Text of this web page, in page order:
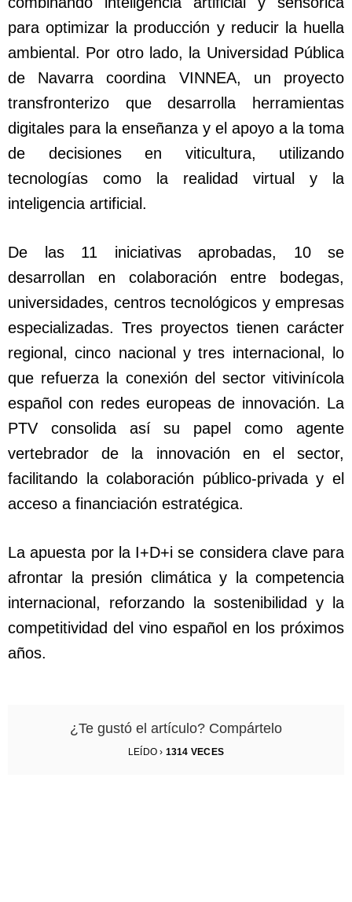
para optimizar la producción y reducir la huella
ambiental. Por otro lado, la Universidad Pública
de Navarra coordina VINNEA, un proyecto
transfronterizo que desarrolla herramientas
digitales para la enseñanza y el apoyo a la toma
de decisiones en viticultura, utilizando
tecnologías como la realidad virtual y la
inteligencia artificial.
De las 11 iniciativas aprobadas, 10 se
desarrollan en colaboración entre bodegas,
universidades, centros tecnológicos y empresas
especializadas. Tres proyectos tienen carácter
regional, cinco nacional y tres internacional, lo
que refuerza la conexión del sector vitivinícola
español con redes europeas de innovación. La
PTV consolida así su papel como agente
vertebrador de la innovación en el sector,
facilitando la colaboración público-privada y el
acceso a financiación estratégica.
La apuesta por la I+D+i se considera clave para
afrontar la presión climática y la competencia
internacional, reforzando la sostenibilidad y la
competitividad del vino español en los próximos
años.
¿Te gustó el artículo? Compártelo
LEÍDO › 1314 VECES